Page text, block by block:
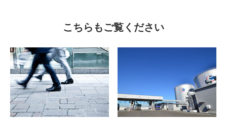
こちらもご覧ください